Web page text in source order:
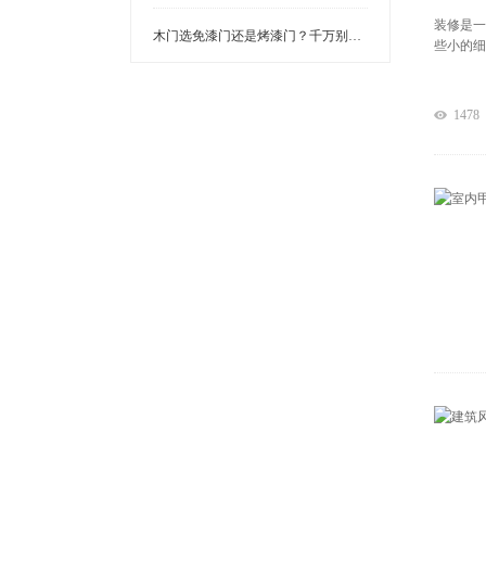
木门选免漆门还是烤漆门？千万别选错，否则花钱又难用！
装修是
些小的
1478